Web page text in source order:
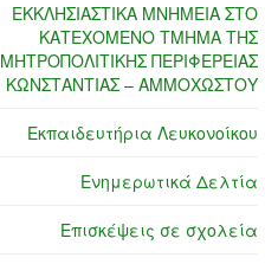
ΕΚΚΛΗΣΙΑΣΤΙΚΑ ΜΝΗΜΕΙΑ ΣΤΟ
ΚΑΤΕΧΟΜΕΝΟ ΤΜΗΜΑ ΤΗΣ
ΜΗΤΡΟΠΟΛΙΤΙΚΗΣ ΠΕΡΙΦΕΡΕΙΑΣ
ΚΩΝΣΤΑΝΤΙΑΣ – ΑΜΜΟΧΩΣΤΟΥ
Εκπαιδευτήρια Λευκονοίκου
Ενημερωτικά Δελτία
Επισκέψεις σε σχολεία